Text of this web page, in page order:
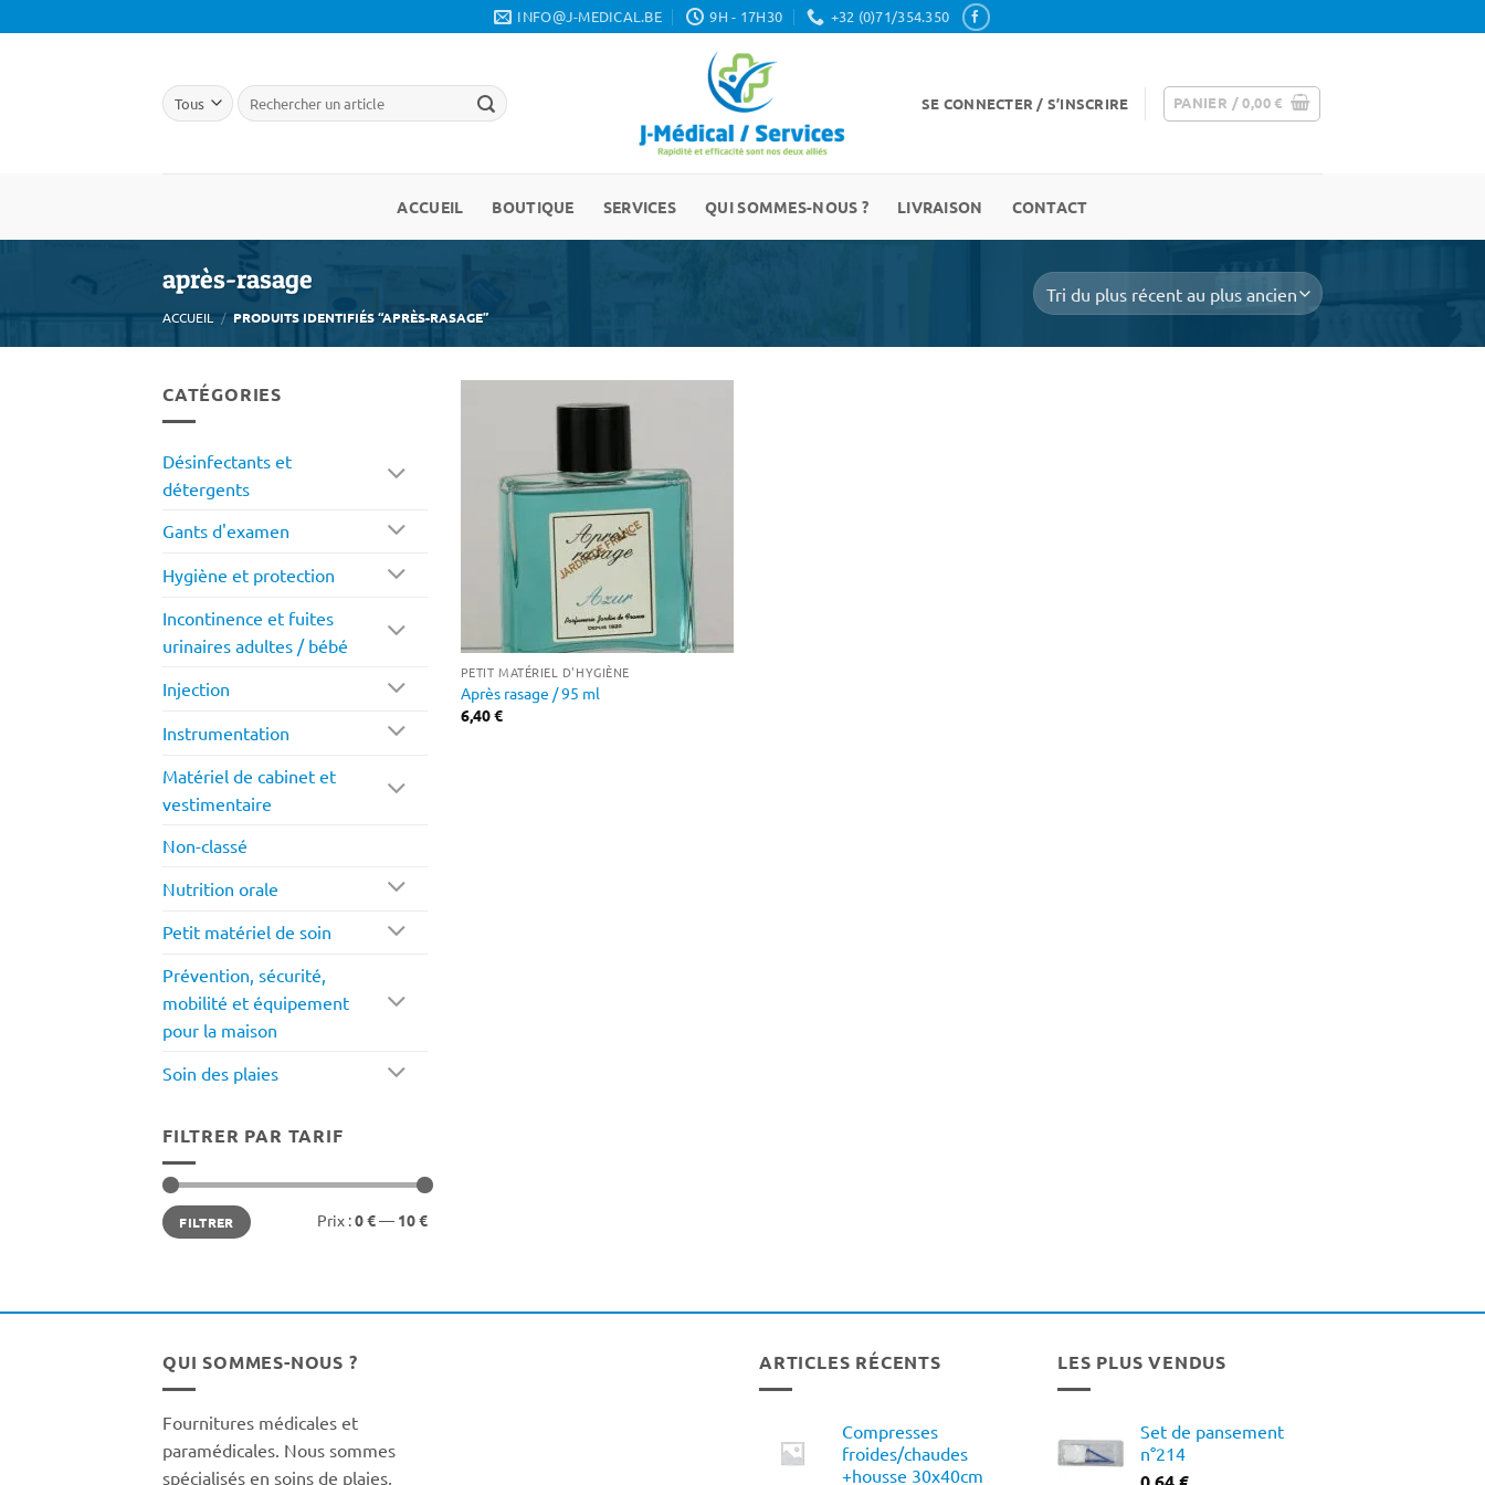
au
INFO@J-MEDICAL.BE 9H - 17H30 +32 (0)71/354.350
SE CONNECTER / S’INSCRIRE PANIER /0,00€
ACCUEIL BOUTIQUE SERVICES QUI SOMMES-NOUS ? LIVRAISON CONTACT
après-rasage
ACCUEIL / PRODUITS IDENTIFIÉS “APRÈS-RASAGE”
CATÉGORIES
Désinfectants et
détergents
Gants d'examen
Hygiène et protection
Incontinence et fuites
urinaires adultes / bébé
Injection
Instrumentation
Matériel de cabinet et
vestimentaire
Non-classé
Nutrition orale
Petit matériel de soin
Prévention, sécurité,
mobilité et équipement
pour la maison
Soin des plaies
FILTRER PAR TARIF
Prix
min
Prix
maxFILTRER Prix :0 €— 10 €
PETIT MATÉRIEL D'HYGIÈNE
Après rasage / 95 ml
6,40€
QUI SOMMES-NOUS ?
Fournitures médicales et
paramédicales. Nous sommes
spécialisés en soins de plaies,
ARTICLES RÉCENTS
Compresses
froides/chaudes
+housse 30x40cm
LES PLUS VENDUS
Set de pansement
n°214